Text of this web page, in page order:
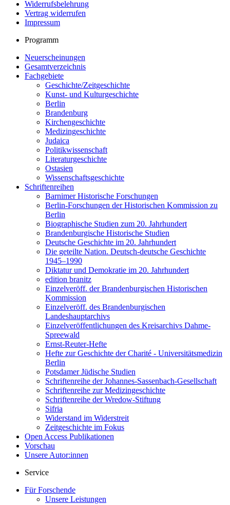
Widerrufsbelehrung
Vertrag widerrufen
Impressum
Programm
Neuerscheinungen
Gesamtverzeichnis
Fachgebiete
Geschichte/Zeitgeschichte
Kunst- und Kulturgeschichte
Berlin
Brandenburg
Kirchengeschichte
Medizingeschichte
Judaica
Politikwissenschaft
Literaturgeschichte
Ostasien
Wissenschaftsgeschichte
Schriftenreihen
Barnimer Historische Forschungen
Berlin-Forschungen der Historischen Kommission zu
Berlin
Biographische Studien zum 20. Jahrhundert
Brandenburgische Historische Studien
Deutsche Geschichte im 20. Jahrhundert
Die geteilte Nation. Deutsch-deutsche Geschichte
1945–1990
Diktatur und Demokratie im 20. Jahrhundert
edition branitz
Einzelveröff. der Brandenburgischen Historischen
Kommission
Einzelveröff. des Brandenburgischen
Landeshauptarchivs
Einzelveröffentlichungen des Kreisarchivs Dahme-
Spreewald
Ernst-Reuter-Hefte
Hefte zur Geschichte der Charité - Universitätsmedizin
Berlin
Potsdamer Jüdische Studien
Schriftenreihe der Johannes-Sassenbach-Gesellschaft
Schriftenreihe zur Medizingeschichte
Schriftenreihe der Wredow-Stiftung
Sifria
Widerstand im Widerstreit
Zeitgeschichte im Fokus
Open Access Publikationen
Vorschau
Unsere Autor:innen
Service
Für Forschende
Unsere Leistungen